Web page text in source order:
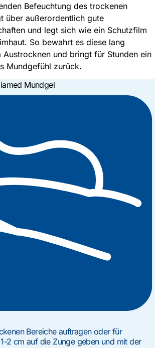
Befeuchtung des trockenen
über außerordentlich gute
und legt sich wie ein Schutzfilm
So bewahrt es diese lang
Austrocknen und bringt für Stunden ein
Mundgefühl zurück.
Mundgel
Bereiche auftragen oder für
2 cm auf die Zunge geben und mit der